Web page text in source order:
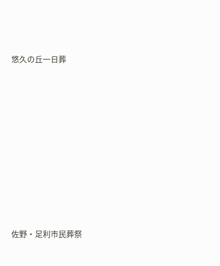
悠久の丘一日葬
佐野・足利市民葬祭